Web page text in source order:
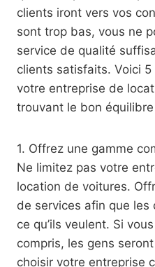
clients iront vers vos
sont trop bas, vous ne
service de qualité
clients satisfaits. Voici
votre entreprise de
trouvant le bon
1. Offrez une gamme
Ne limitez pas votre
location de voitures.
de services afin que
ce qu’ils veulent. Si
compris, les gens
choisir votre entreprise